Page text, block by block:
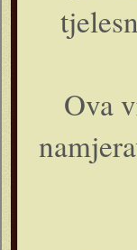
Ova